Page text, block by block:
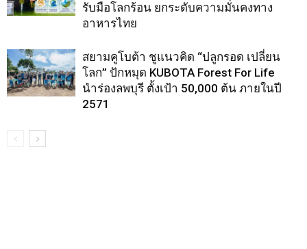
รับมือโลกร้อน ยกระดับความมั่นคงทาง
อาหารไทย
สยามคูโบต้า ชูแนวคิด “ปลูกรอด เปลี่ยน
โลก” ปักหมุด KUBOTA Forest For Life
นำร่องลพบุรี ตั้งเป้า 50,000 ต้น ภายในปี
2571